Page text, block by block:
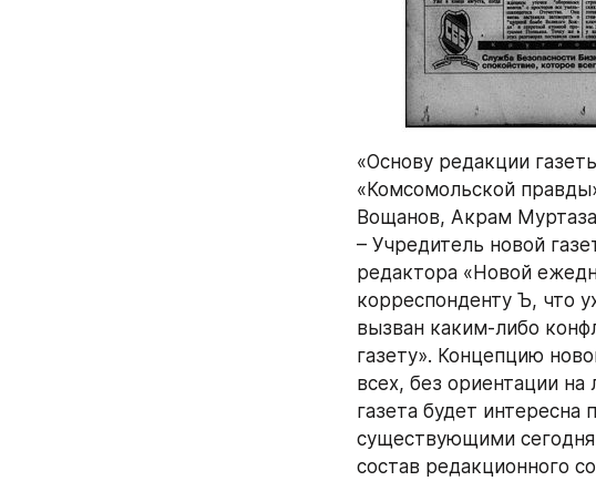
«Основу редакции
«Комсомольской
Вощанов, Акрам
– Учредитель новой
редактора «Новой
корреспонденту Ъ, что
вызван каким-либо
газету». Концепцию
всех, без ориентации
газета будет
существующими
состав редакционного